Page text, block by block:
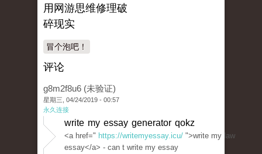
用网游思维修理破
碎现实
冒个泡吧！
评论
g8m2f8u6 (未验证)
星期三, 04/24/2019 - 00:57
永久连接
write my essay generator qokz
<a href=" https://writemyessay.icu/ ">write my law
essay</a> - can t write my essay